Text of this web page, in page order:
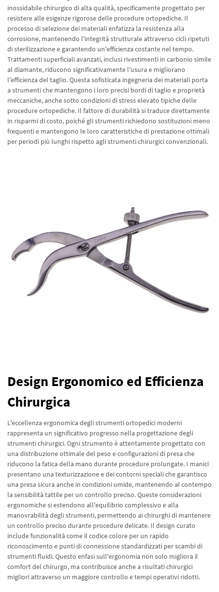
inossidabile chirurgico di alta qualità, specificamente progettato per
resistere alle esigenze rigorose delle procedure ortopediche. Il
processo di selezione dei materiali enfatizza la resistenza alla
corrosione, mantenendo l'integrità strutturale attraverso cicli ripetuti
di sterilizzazione e garantendo un'efficienza costante nel tempo.
Trattamenti superficiali avanzati, inclusi rivestimenti in carbonio simile
al diamante, riducono significativamente l'usura e migliorano
l'efficienza del taglio. Questa sofisticata ingegneria dei materiali porta
a strumenti che mantengono i loro precisi bordi di taglio e proprietà
meccaniche, anche sotto condizioni di stress elevato tipiche delle
procedure ortopediche. Il fattore di durabilità si traduce direttamente
in risparmi di costo, poiché gli strumenti richiedono sostituzioni meno
frequenti e mantengono le loro caratteristiche di prestazione ottimali
per periodi più lunghi rispetto agli strumenti chirurgici convenzionali.
Design Ergonomico ed Efficienza
Chirurgica
L'eccellenza ergonomica degli strumenti ortopedici moderni
rappresenta un significativo progresso nella progettazione degli
strumenti chirurgici. Ogni strumento è attentamente progettato con
una distribuzione ottimale del peso e configurazioni di presa che
riducono la fatica della mano durante procedure prolungate. I manici
presentano una texturizzazione e dei contorni speciali che garantisco
una presa sicura anche in condizioni umide, mantenendo al contempo
la sensibilità tattile per un controllo preciso. Queste considerazioni
ergonomiche si estendono all'equilibrio complessivo e alla
manovrabilità degli strumenti, permettendo ai chirurghi di mantenere
un controllo preciso durante procedure delicate. Il design curato
include funzionalità come il codice colore per un rapido
riconoscimento e punti di connessione standardizzati per scambi di
strumenti fluidi. Questo enfasi sull'ergonomia non solo migliora il
comfort del chirurgo, ma contribuisce anche a risultati chirurgici
migliori attraverso un maggiore controllo e tempi operativi ridotti.